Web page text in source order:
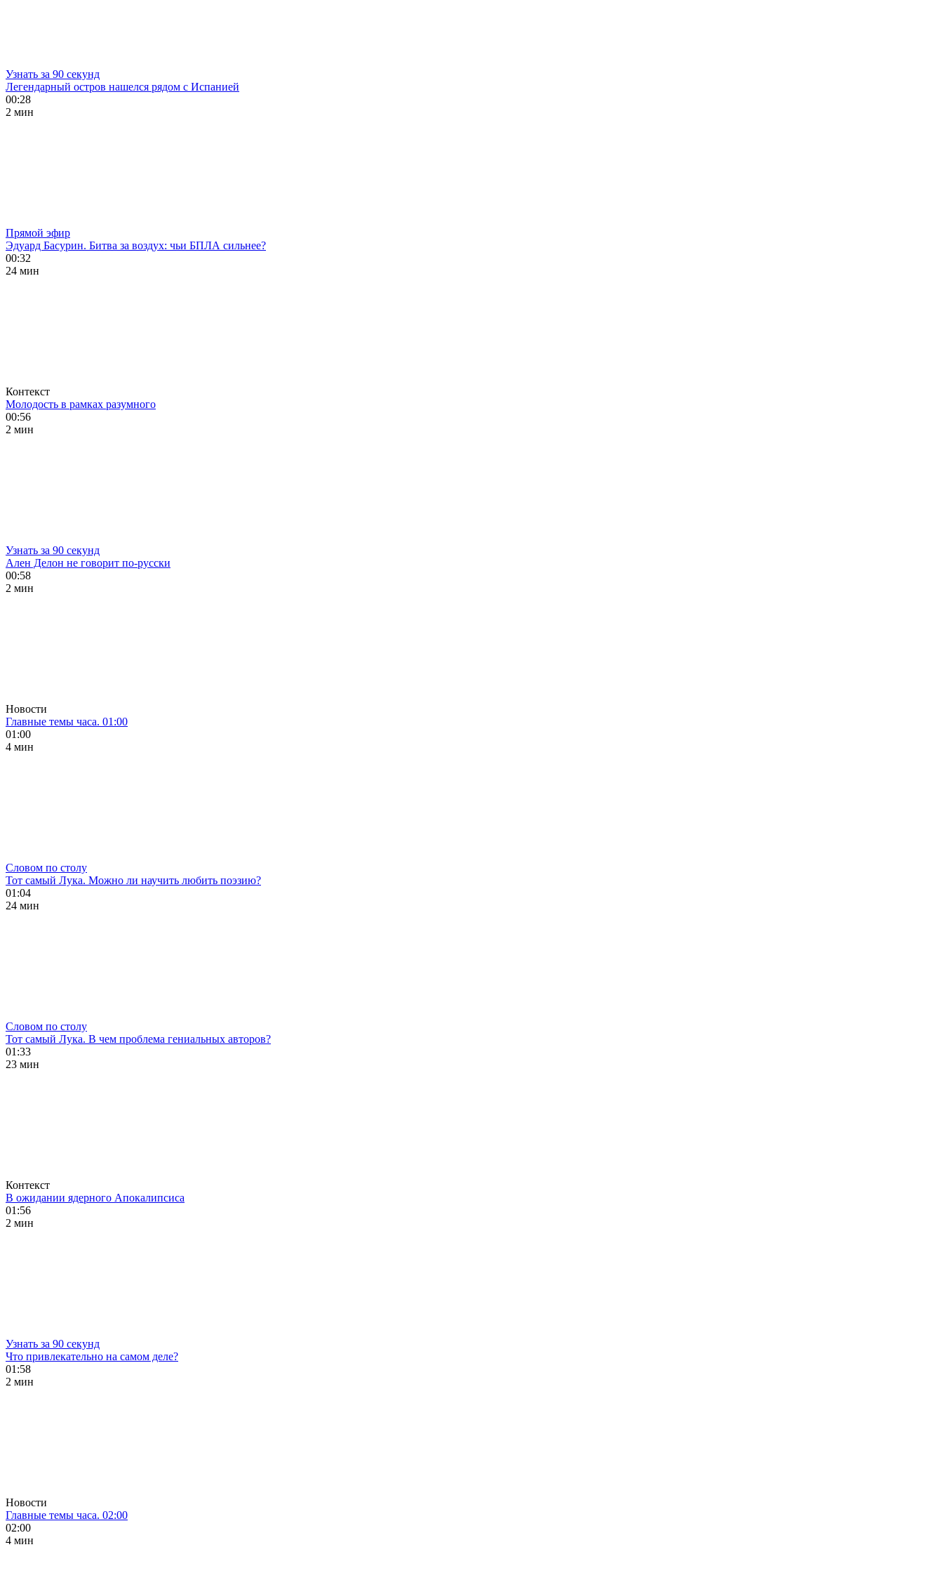
Узнать за 90 секунд
Легендарный остров нашелся рядом с Испанией
00:28
2 мин
Прямой эфир
Эдуард Басурин. Битва за воздух: чьи БПЛА сильнее?
00:32
24 мин
Контекст
Молодость в рамках разумного
00:56
2 мин
Узнать за 90 секунд
Ален Делон не говорит по-русски
00:58
2 мин
Новости
Главные темы часа. 01:00
01:00
4 мин
Словом по столу
Тот самый Лука. Можно ли научить любить поэзию?
01:04
24 мин
Словом по столу
Тот самый Лука. В чем проблема гениальных авторов?
01:33
23 мин
Контекст
В ожидании ядерного Апокалипсиса
01:56
2 мин
Узнать за 90 секунд
Что привлекательно на самом деле?
01:58
2 мин
Новости
Главные темы часа. 02:00
02:00
4 мин